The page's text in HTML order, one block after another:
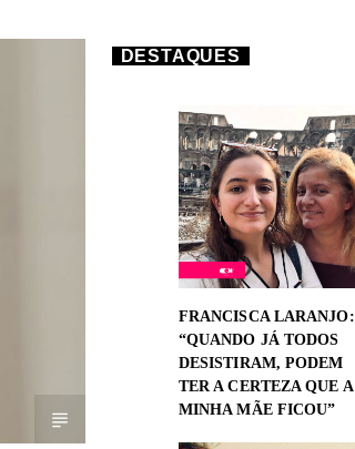
DESTAQUES
FRANCISCA LARANJO:
“QUANDO JÁ TODOS
DESISTIRAM, PODEM
TER A CERTEZA QUE A
MINHA MÃE FICOU”